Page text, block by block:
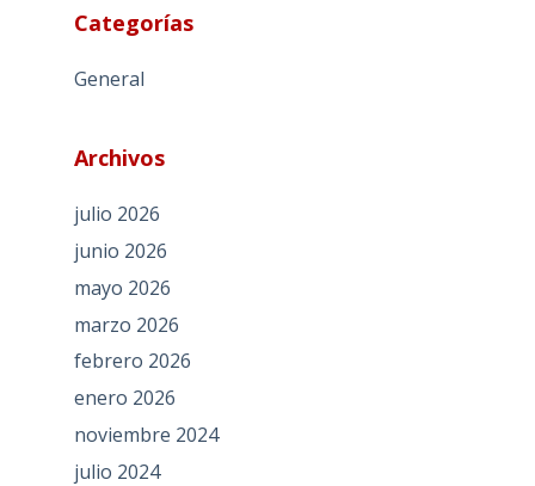
Categorías
General
Archivos
julio 2026
junio 2026
mayo 2026
marzo 2026
febrero 2026
enero 2026
noviembre 2024
julio 2024